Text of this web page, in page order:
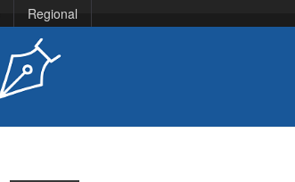
Regional